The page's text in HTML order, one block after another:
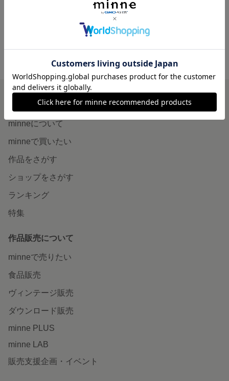
ori-acs-shop の作品一覧
minneを知る
minneについて
minneで買いたい
作品をさがす
ショップをさがす
ランキング
特集
作品販売について
minneで売りたい
食品販売
ヴィンテージ販売
ダウンロード販売
minne PLUS
minne LAB
販売支援企画・イベント